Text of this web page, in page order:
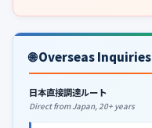
🌐 Overseas Inquiries
日本直接調達ルート
Direct from Japan, 20+ years